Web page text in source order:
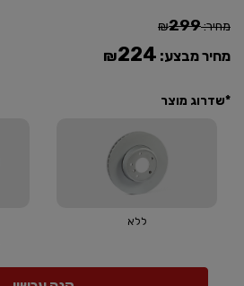
מחיר: ₪299
מחיר מבצע: ₪224
*שדרוג מוצר
ללא